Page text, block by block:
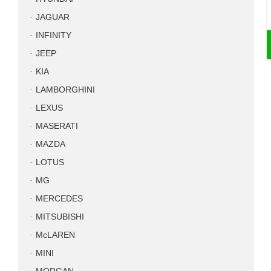
JAGUAR
INFINITY
JEEP
KIA
LAMBORGHINI
LEXUS
MASERATI
MAZDA
LOTUS
MG
MERCEDES
MITSUBISHI
McLAREN
MINI